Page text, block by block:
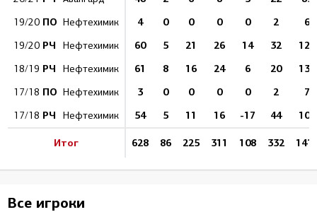
19/20 ПО Нефтехимик 4 0 0 0 0 2 6
19/20 РЧ Нефтехимик 60 5 21 26 14 32 122
18/19 РЧ Нефтехимик 61 8 16 24 6 20 136
17/18 ПО Нефтехимик 3 0 0 0 0 2 7
17/18 РЧ Нефтехимик 54 5 11 16 -17 44 101
Итог 628 86 225 311 108 332
Все игроки